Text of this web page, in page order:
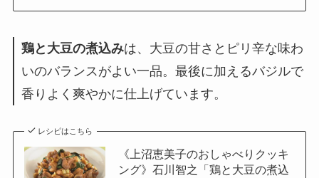
鶏と大豆の煮込みは、大豆の甘さとピリ辛な味わ
いのバランスがよい一品。最後に加えるバジルで
香りよく爽やかに仕上げています。
レシピはこちら
《上沼恵美子のおしゃべりクッキ
ング》石川智之「鶏と大豆の煮込